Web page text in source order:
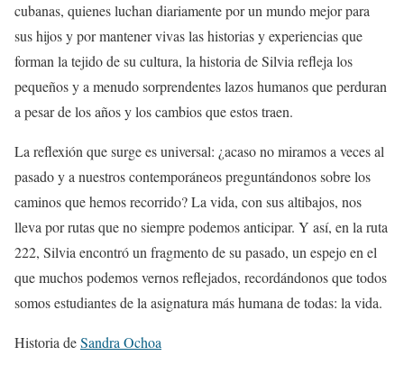
cubanas, quienes luchan diariamente por un mundo mejor para
sus hijos y por mantener vivas las historias y experiencias que
forman la tejido de su cultura, la historia de Silvia refleja los
pequeños y a menudo sorprendentes lazos humanos que perduran
a pesar de los años y los cambios que estos traen.
La reflexión que surge es universal: ¿acaso no miramos a veces al
pasado y a nuestros contemporáneos preguntándonos sobre los
caminos que hemos recorrido? La vida, con sus altibajos, nos
lleva por rutas que no siempre podemos anticipar. Y así, en la ruta
222, Silvia encontró un fragmento de su pasado, un espejo en el
que muchos podemos vernos reflejados, recordándonos que todos
somos estudiantes de la asignatura más humana de todas: la vida.
Historia deSandra Ochoa